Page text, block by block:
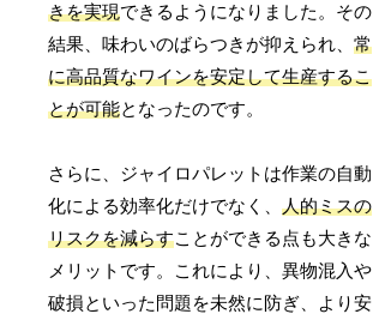
きを実現できるようになりました。その
結果、味わいのばらつきが抑えられ、常
に高品質なワインを安定して生産するこ
とが可能となったのです。
さらに、ジャイロパレットは作業の自動
化による効率化だけでなく、人的ミスの
リスクを減らすことができる点も大きな
メリットです。これにより、異物混入や
破損といった問題を未然に防ぎ、より安